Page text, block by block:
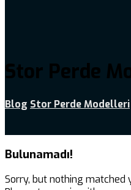
Stor Perde
Blog Stor Perde Modelleri
Bulunamadı!
Sorry, but nothing matched